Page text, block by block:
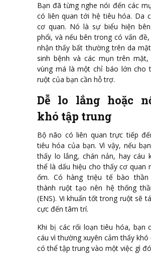
Bạn đã từng nghe nói đến các
có liên quan tới hệ tiêu hóa. Da
cơ quan. Nó là sự biểu hiện
phổi, và nếu bên trong có vấn
nhận thấy bất thường trên da
sinh bệnh và các mụn trên
vùng má là một chỉ báo lớn cho
ruột của bạn cần hỗ trợ.
Dễ lo lắng hoặc
khó tập trung
Bộ não có liên quan trực tiếp
tiêu hóa của bạn. Vì vậy, nếu
thấy lo lắng, chán nản, hay cáu
thể là dấu hiệu cho thấy cơ quan
ốm. Có hàng triệu tế bào thần
thành ruột tạo nên hệ thống
(ENS). Vi khuẩn tốt trong ruột sẽ
cực đến tâm trí.
Khi bị các rối loạn tiêu hóa, bạn
cáu vì thường xuyên cảm thấy khó
có thể tập trung vào một việc gì